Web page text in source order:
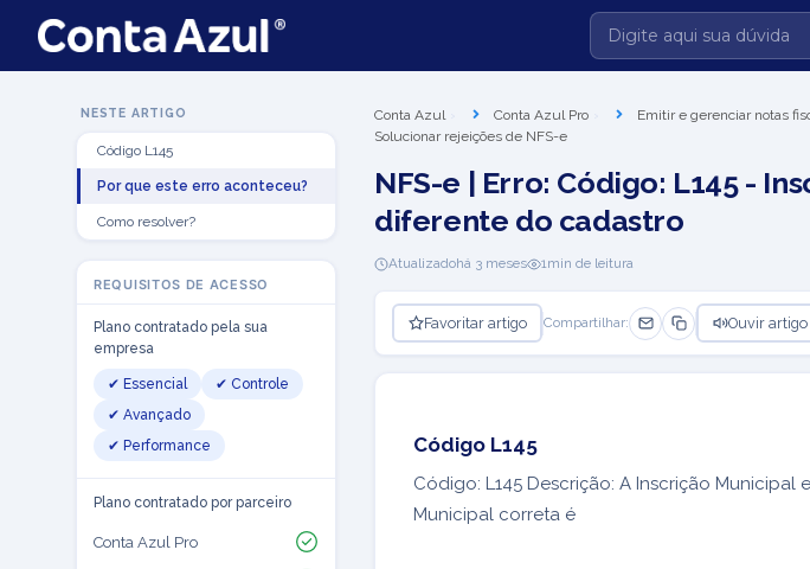
NESTE ARTIGO
Código L145
Por que este erro aconteceu?
Como resolver?
REQUISITOS DE ACESSO
Plano contratado pela sua
empresa
✔ Essencial
✔ Controle
✔ Avançado
✔ Performance
Plano contratado por parceiro
Conta Azul Pro
Conta Azul Conta Azul Pro Emitir e gerenciar notas
Solucionar rejeições de NFS-e
NFS-e | Erro: Código: L145 -
diferente do cadastro
Atualizadohá 3 meses 1min de leitura
Favoritar artigo Compartilhar: Ouvir artigo
Código L145
Código: L145 Descrição: A Inscrição
Municipal correta é